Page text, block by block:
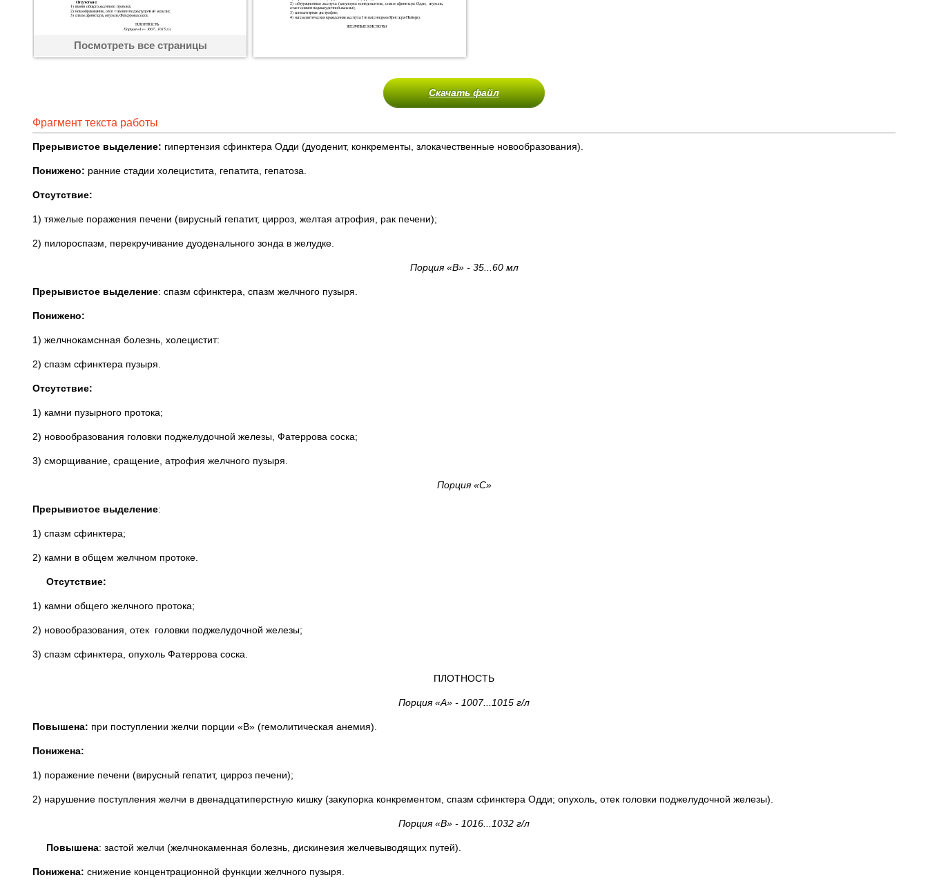
Посмотреть все страницы
Скачать файл
Фрагмент текста работы
Прерывистое выделение: гипертензия сфинктера Одди (дуоденит, конкременты, злокачественные новообразования).
Понижено: ранние стадии холецистита, гепатита, гепатоза.
Отсутствие:
1) тяжелые поражения печени (вирусный гепатит, цирроз, желтая атрофия, рак печени);
2) пилороспазм, перекручивание дуоденального зонда в желудке.
Порция «В» - 35...60 мл
Прерывистое выделение: спазм сфинктера, спазм желчного пузыря.
Понижено:
1) желчнокамснная болезнь, холецистит:
2) спазм сфинктера пузыря.
Отсутствие:
1) камни пузырного протока;
2) новообразования головки поджелудочной железы, Фатеррова соска;
3) сморщивание, сращение, атрофия желчного пузыря.
Порция «С»
Прерывистое выделение:
1) спазм сфинктера;
2) камни в общем желчном протоке.
Отсутствие:
1) камни общего желчного протока;
2) новообразования, отек головки поджелудочной железы;
3) спазм сфинктера, опухоль Фатеррова соска.
ПЛОТНОСТЬ
Порция «А» - 1007...1015 г/л
Повышена: при поступлении желчи порции «В» (гемолитическая анемия).
Понижена:
1) поражение печени (вирусный гепатит, цирроз печени);
2) нарушение поступления желчи в двенадцатиперстную кишку (закупорка конкрементом, спазм сфинктера Одди; опухоль, отек головки поджелудочной железы).
Порция «В» - 1016...1032 г/л
Повышена: застой желчи (желчнокаменная болезнь, дискинезия желчевыводящих путей).
Понижена: снижение концентрационной функции желчного пузыря.